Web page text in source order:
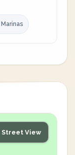
Street View